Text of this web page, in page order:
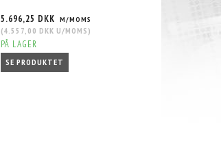
5.696,25 DKK M/MOMS
(4.557,00 DKK U/MOMS )
PÅ LAGER
SE PRODUKTET